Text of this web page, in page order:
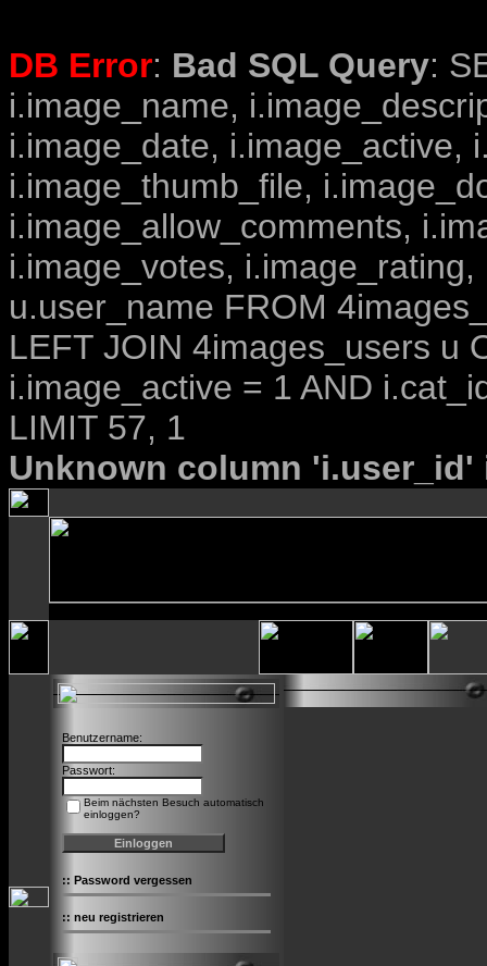
DB Error: Bad SQL Query:
i.image_name,
i.image_date, i.image_active,
i.image_thumb_file,
i.image_allow_comments,
i.image_votes,
u.user_name FROM
LEFT JOIN 4images_users u
i.image_active = 1 AND
LIMIT 57, 1
Unknown column
Benutzername:
Passwort:
Beim nächsten Besuch automatisch
einloggen?
:: Password vergessen
:: neu registrieren